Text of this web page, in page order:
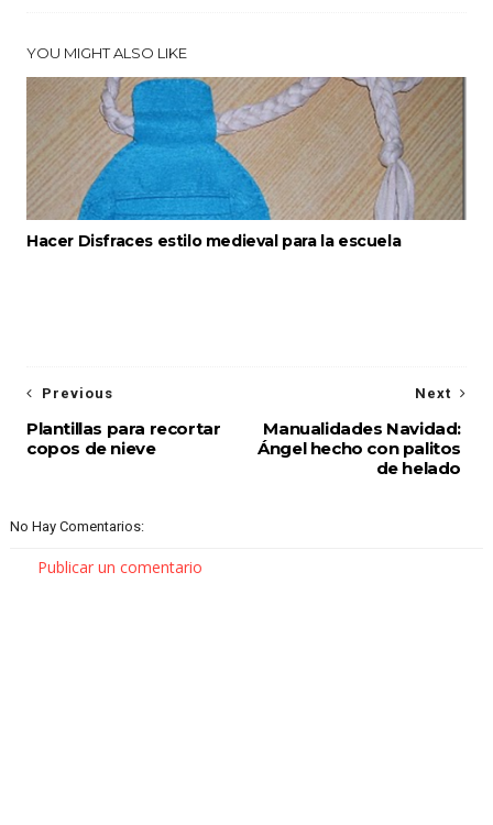
YOU MIGHT ALSO LIKE
Hacer Disfraces estilo medieval para la escuela
Next
Manualidades Navidad:
Ángel hecho con palitos
de helado
Previous
Plantillas para recortar
copos de nieve
No Hay Comentarios:
Publicar un comentario